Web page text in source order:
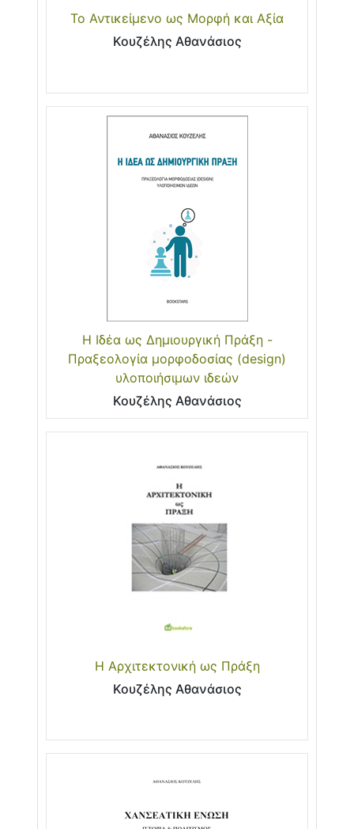
Το Αντικείμενο ως Μορφή και Αξία
Κουζέλης Αθανάσιος
Η Ιδέα ως Δημιουργική Πράξη -
Πραξεολογία μορφοδοσίας (design)
υλοποιήσιμων ιδεών
Κουζέλης Αθανάσιος
Η Αρχιτεκτονική ως Πράξη
Κουζέλης Αθανάσιος